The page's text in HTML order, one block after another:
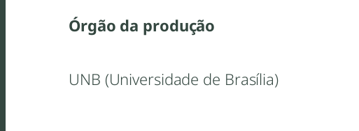
Órgão da produção
UNB (Universidade de Brasília)